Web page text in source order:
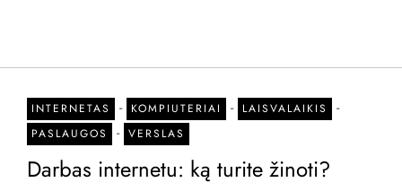
INTERNETAS - KOMPIUTERIAI - LAISVALAIKIS -
PASLAUGOS - VERSLAS
Darbas internetu: ką turite žinoti?